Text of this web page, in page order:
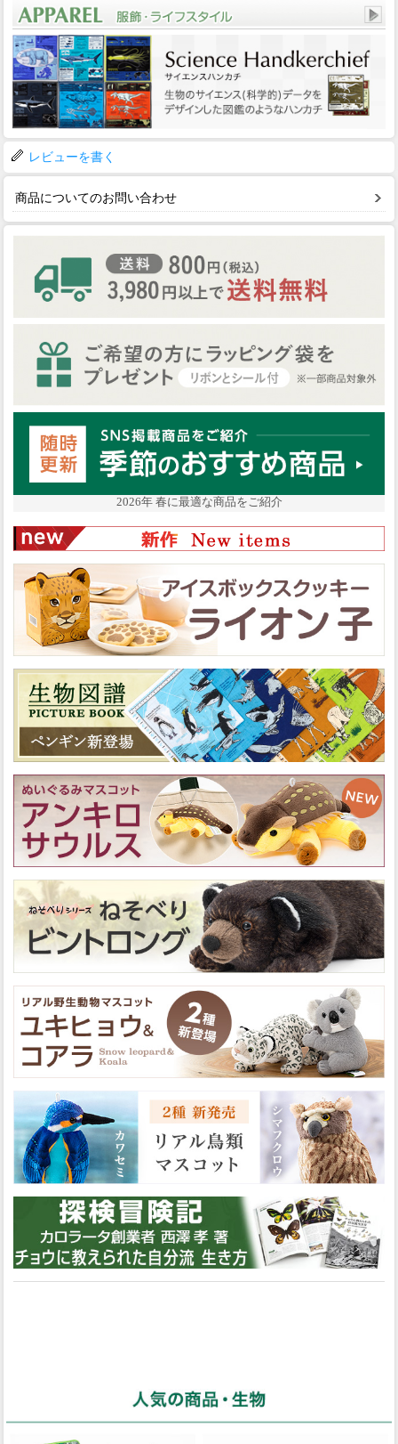
レビューを書く
商品についてのお問い合わせ